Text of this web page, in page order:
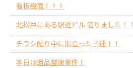
看板設置！！！
北松戸にある駅近ビル 借りました！！
チラシ配り中に出会った子達！！
本日は遺品整理案件！